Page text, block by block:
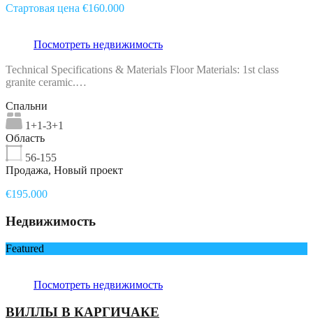
Стартовая цена €160.000
Посмотреть недвижимость
Technical Specifications & Materials Floor Materials: 1st class
granite ceramic.…
Спальни
1+1-3+1
Область
56-155
Продажа, Новый проект
€195.000
Недвижимость
Featured
Посмотреть недвижимость
ВИЛЛЫ В КАРГИЧАКЕ